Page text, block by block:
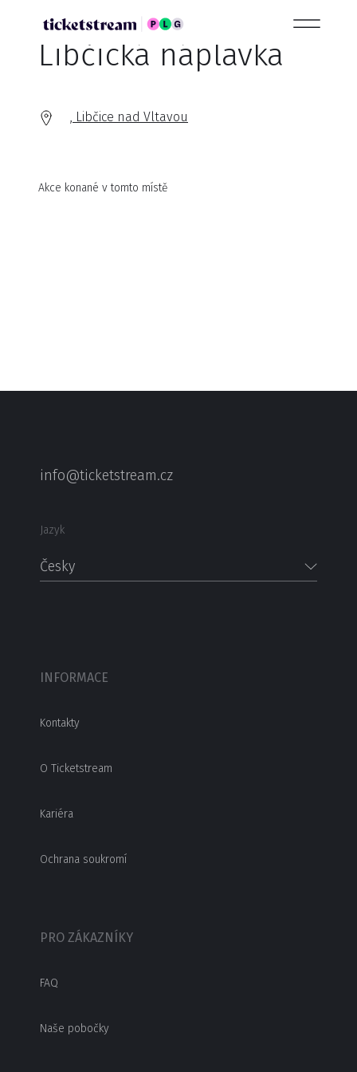
Libčická náplavka
, Libčice nad Vltavou
Akce konané v tomto místě
info@ticketstream.cz
Jazyk
Česky
INFORMACE
Kontakty
O Ticketstream
Kariéra
Ochrana soukromí
PRO ZÁKAZNÍKY
FAQ
Naše pobočky